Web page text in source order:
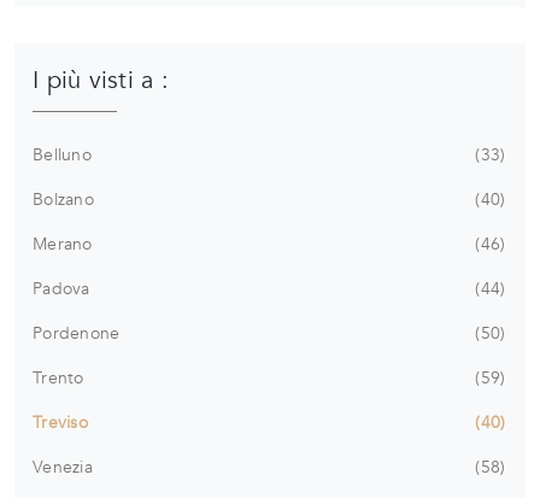
I più visti a :
Belluno
33
Bolzano
40
Merano
46
Padova
44
Pordenone
50
Trento
59
Treviso
40
Venezia
58